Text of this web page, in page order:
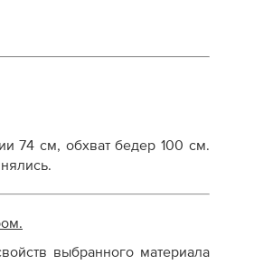
74 см, обхват бедер 100 см.
выбранного материала